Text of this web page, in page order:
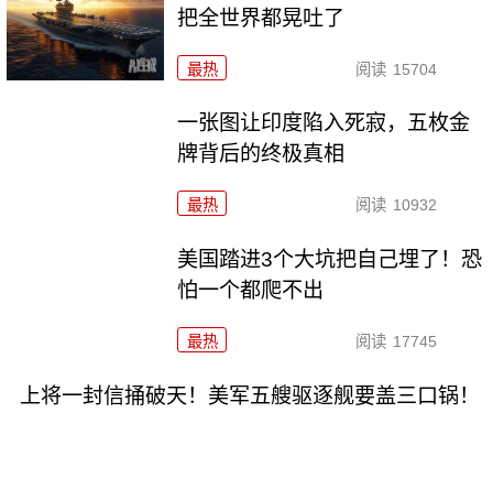
把全世界都晃吐了
最热 阅读 15704
一张图让印度陷入死寂，五枚金
牌背后的终极真相
最热 阅读 10932
美国踏进3个大坑把自己埋了！恐
怕一个都爬不出
最热 阅读 17745
上将一封信捅破天！美军五艘驱逐舰要盖三口锅！